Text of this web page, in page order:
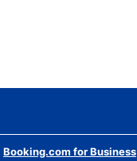
Booking.com for Business